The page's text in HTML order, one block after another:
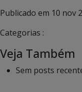
Publicado em 10 nov
Categorias :
Veja Também
Sem posts